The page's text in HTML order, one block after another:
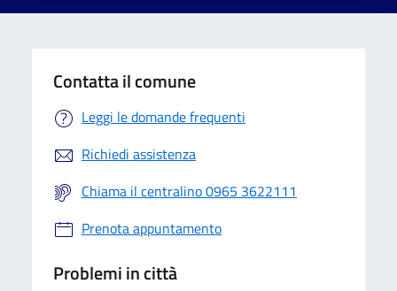
Contatta il comune
Leggi le domande frequenti
Richiedi assistenza
Chiama il centralino 0965 3622111
Prenota appuntamento
Problemi in città